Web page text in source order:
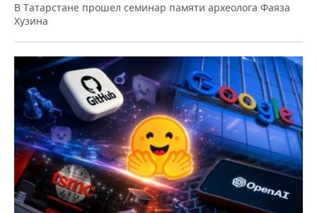
В Татарстане прошел семинар памяти археолога Фаяза
Хузина